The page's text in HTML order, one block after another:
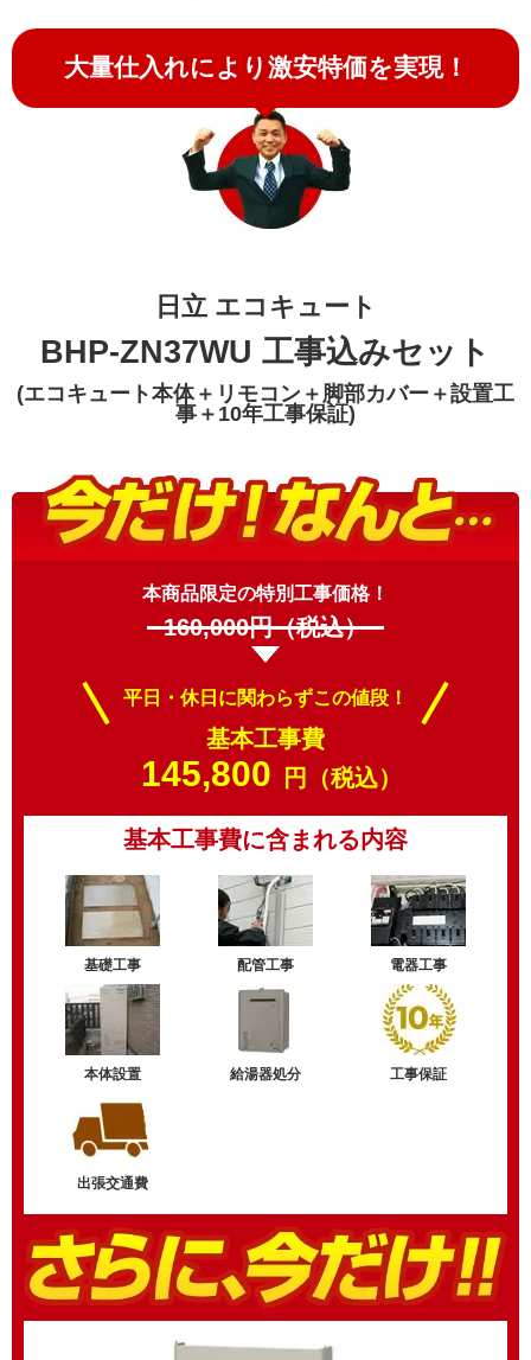
大量仕入れにより激安特価を実現！
日立 エコキュート
BHP-ZN37WU 工事込みセット
(エコキュート本体＋リモコン＋脚部カバー＋設置工
事＋10年工事保証)
本商品限定の特別工事価格！
160,000円（税込）
平日・休日に関わらずこの値段！
基本工事費
145,800 円（税込）
基本工事費に含まれる内容
基礎工事 配管工事 電器工事
本体設置 給湯器処分 工事保証
出張交通費